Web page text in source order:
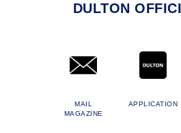
DULTON
MAIL
MAGAZINE
APPLICATION